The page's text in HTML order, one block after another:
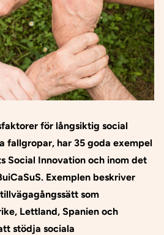
för långsiktig social
fallgropar, har 35 goda exempel
Social Innovation och inom det
. Exemplen beskriver
som
Lettland, Spanien och
stödja sociala